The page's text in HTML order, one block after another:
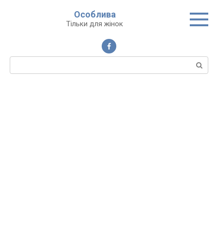
Особлива
Тільки для жінок
Пошук: